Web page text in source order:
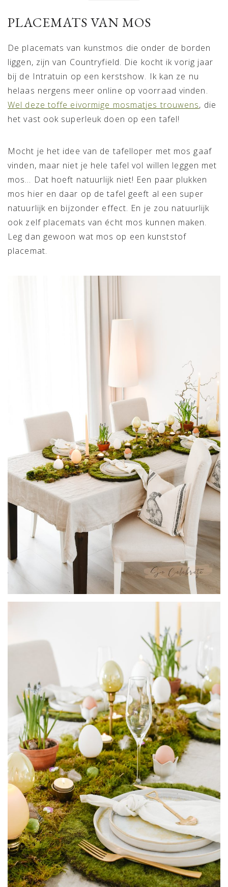
PLACEMATS VAN MOS
De placemats van kunstmos die onder de borden
liggen, zijn van Countryfield. Die kocht ik vorig jaar
bij de Intratuin op een kerstshow. Ik kan ze nu
helaas nergens meer online op voorraad vinden.
Wel deze toffe eivormige mosmatjes trouwens, die
het vast ook superleuk doen op een tafel!
Mocht je het idee van de tafelloper met mos gaaf
vinden, maar niet je hele tafel vol willen leggen met
mos… Dat hoeft natuurlijk niet! Een paar plukken
mos hier en daar op de tafel geeft al een super
natuurlijk en bijzonder effect. En je zou natuurlijk
ook zelf placemats van écht mos kunnen maken.
Leg dan gewoon wat mos op een kunststof
placemat.